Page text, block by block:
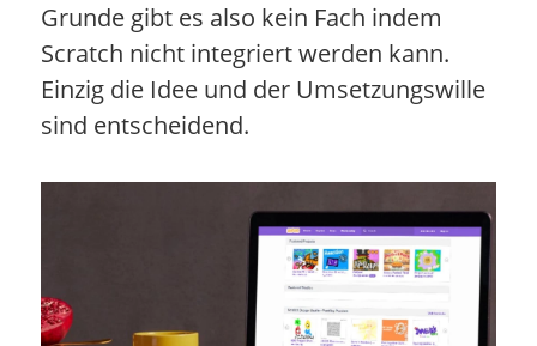
Grunde gibt es also kein Fach indem
Scratch nicht integriert werden kann.
Einzig die Idee und der Umsetzungswille
sind entscheidend.